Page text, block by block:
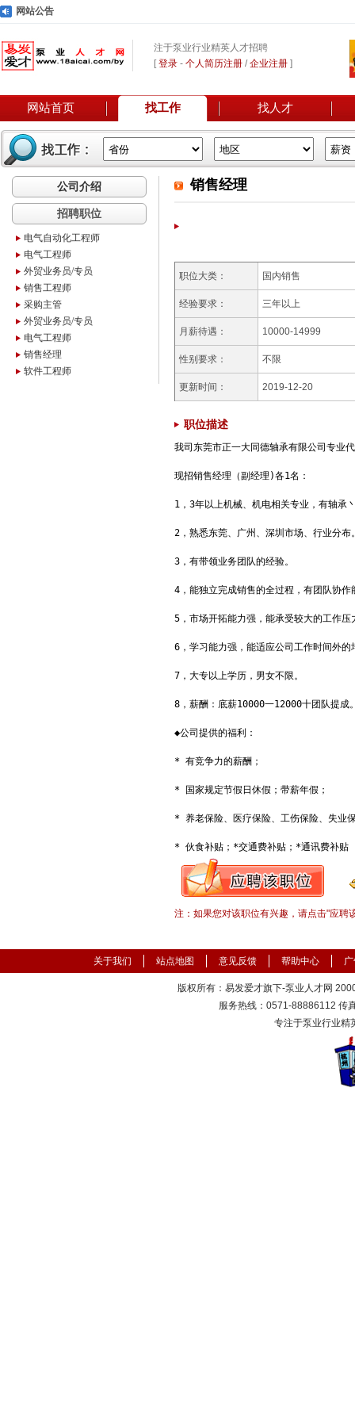
网站公告
注于泵业行业精英人才招聘
[登录 - 个人简历注册 /企业注册 ]
网站首页 找工作 找人才
公司介绍
招聘职位
电气自动化工程师
电气工程师
外贸业务员/专员
销售工程师
采购主管
外贸业务员/专员
电气工程师
销售经理
软件工程师
销售经理
职位大类： 国内销售
经验要求： 三年以上
月薪待遇： 10000-14999
性别要求： 不限
更新时间： 2019-12-20
职位描述
我司东莞市正一大同德轴承有限公司专业
现招销售经理（副经理)各1名：
1，3年以上机械、机电相关专业，有轴承
2，熟悉东莞、广州、深圳市场、行业分布
3，有带领业务团队的经验。
4，能独立完成销售的全过程，有团队协作
5，市场开拓能力强，能承受较大的工作压
6，学习能力强，能适应公司工作时间外的
7，大专以上学历，男女不限。
8，薪酬：底薪10000一12000十团队提成
◆公司提供的福利：
* 有竞争力的薪酬；
* 国家规定节假日休假；带薪年假；
* 养老保险、医疗保险、工伤保险、失业
* 伙食补贴；*交通费补贴；*通讯费补贴
注：如果您对该职位有兴趣，请点击"应聘
关于我们 站点地图 意见反馈 帮助中心
版权所有：易发爱才旗下-泵业人才网
服务热线：0571-88886112 传
专注于泵业行业精